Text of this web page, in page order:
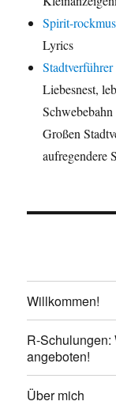
Spirit-
Lyrics
Liebesnest,
Großen
aufregendere
Willkommen!
R-Schulungen:
angeboten!
Über mich